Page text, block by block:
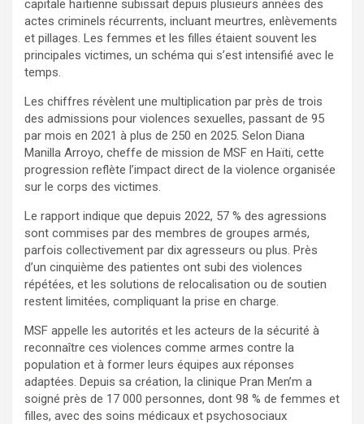
capitale haïtienne subissait depuis plusieurs années des
actes criminels récurrents, incluant meurtres, enlèvements
et pillages. Les femmes et les filles étaient souvent les
principales victimes, un schéma qui s’est intensifié avec le
temps.
Les chiffres révèlent une multiplication par près de trois
des admissions pour violences sexuelles, passant de 95
par mois en 2021 à plus de 250 en 2025. Selon Diana
Manilla Arroyo, cheffe de mission de MSF en Haïti, cette
progression reflète l’impact direct de la violence organisée
sur le corps des victimes.
Le rapport indique que depuis 2022, 57 % des agressions
sont commises par des membres de groupes armés,
parfois collectivement par dix agresseurs ou plus. Près
d’un cinquième des patientes ont subi des violences
répétées, et les solutions de relocalisation ou de soutien
restent limitées, compliquant la prise en charge.
MSF appelle les autorités et les acteurs de la sécurité à
reconnaître ces violences comme armes contre la
population et à former leurs équipes aux réponses
adaptées. Depuis sa création, la clinique Pran Men’m a
soigné près de 17 000 personnes, dont 98 % de femmes et
filles, avec des soins médicaux et psychosociaux